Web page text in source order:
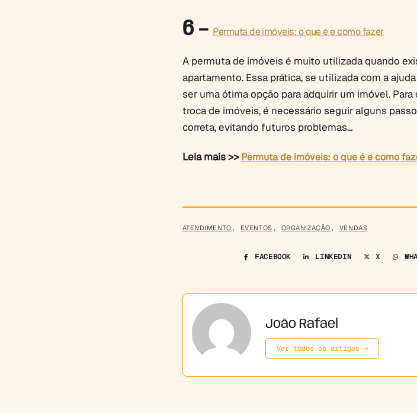
6 – Permuta de imóveis: o que é e como fazer
A permuta de imóveis é muito utilizada quando
apartamento. Essa prática, se utilizada com a
ser uma ótima opção para adquirir um imóvel.
troca de imóveis, é necessário seguir alguns
correta, evitando futuros problemas…
Leia mais >>Permuta de imóveis: o que é e como
ATENDIMENTO , EVENTOS , ORGANIZAÇÃO , VENDAS
FACEBOOK LINKEDIN X
João Rafael
Ver todos os artigos →